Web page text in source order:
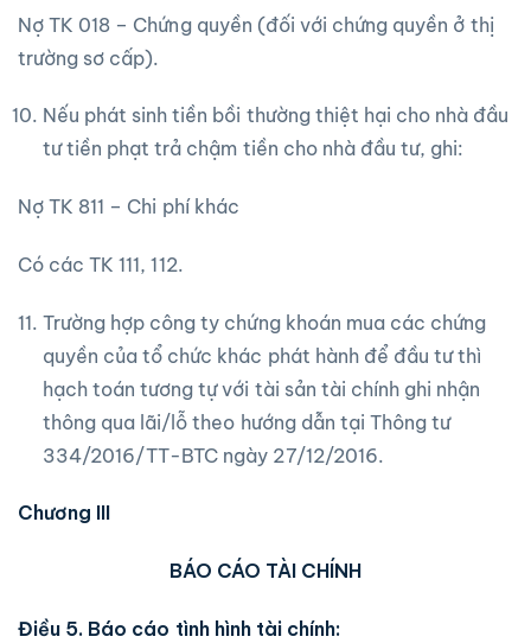
Nợ TK 018 – Chứng quyền (đối với chứng quyền ở thị
trường sơ cấp).
Nếu phát sinh tiền bồi thường thiệt hại cho nhà đầu
tư tiền phạt trả chậm tiền cho nhà đầu tư, ghi:
Nợ TK 811 – Chi phí khác
Có các TK 111, 112.
Trường hợp công ty chứng khoán mua các chứng
quyền của tổ chức khác phát hành để đầu tư thì
hạch toán tương tự với tài sản tài chính ghi nhận
thông qua lãi/lỗ theo hướng dẫn tại Thông tư
334/2016/TT-BTC ngày 27/12/2016.
Chương III
BÁO CÁO TÀI CHÍNH
Điều 5. Báo cáo tình hình tài chính: